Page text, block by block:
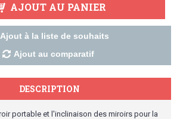
AJOUT AU PANIER
Ajout à la liste de souhaits
Ajout au comparatif
DESCRIPTION
portable et l'inclinaison des miroirs pour la